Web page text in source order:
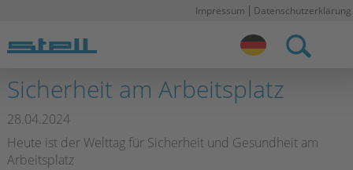
Stell DE
Impressum Datenschutzerklärung
Sicherheit am Arbeitsplatz
28.04.2024
Heute ist der Welttag für Sicherheit und Gesundheit am
Arbeitsplatz